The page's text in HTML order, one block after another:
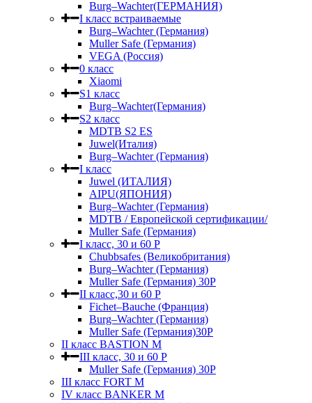
Burg–Wachter(ГЕРМАНИЯ)
I класс встраиваемые
Burg–Wachter (Германия)
Muller Safe (Германия)
VEGA (Россия)
0 класс
Xiaomi
S1 класс
Burg–Wachter(Германия)
S2 класс
MDTB S2 ES
Juwel(Италия)
Burg–Wachter (Германия)
I класс
Juwel (ИТАЛИЯ)
AIPU(ЯПОНИЯ)
Burg–Wachter (Германия)
MDTB / Европейской сертификации/
Muller Safe (Германия)
I класс, 30 и 60 P
Chubbsafes (Великобритания)
Burg–Wachter (Германия)
Muller Safe (Германия) 30Р
II класс,30 и 60 P
Fichet–Bauche (Франция)
Burg–Wachter (Германия)
Muller Safe (Германия)30P
II класс BASTION M
III класс, 30 и 60 P
Muller Safe (Германия) 30Р
III класс FORT M
IV класс BANKER M